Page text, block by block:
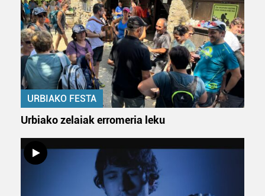
URBIAKO FESTA
Urbiako zelaiak erromeria leku